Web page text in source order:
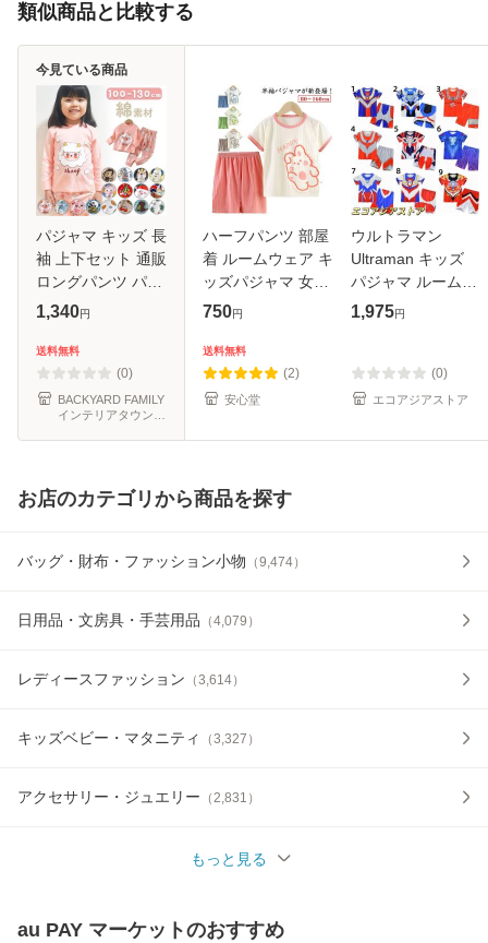
類似商品と比較する
パジャマ キッズ 長
袖 上下セット 通販
ロングパンツ パン
ツ ズボン 長ズボン
着 寝巻き 寝間着
子供パジャマ セッ
トア
1,340円
送料無料
(0)
BACKYARD FAMILY
インテリアタウン
今見ている商品
ハーフパンツ 部屋
着 ルームウェア キ
ッズパジャマ 女の
子 パジャマ キッズ
子供パジャマ 男の
子 送料無料 120 肌
着 寝
750円
送料無料
(2)
安心堂
ウルトラマン
Ultraman キッズ
パジャマ ルームウ
ェア 2点セット 上
の子 ゼロ/ティガ/
オーブ/ゼット
1,975円
(0)
エコアジアストア
お店のカテゴリから商品を探す
バッグ・財布・ファッション小物 （9,474）
日用品・文房具・手芸用品 （4,079 ）
レディースファッション （3,614）
キッズベビー・マタニティ （3,327 ）
アクセサリー・ジュエリー （2,831 ）
もっと見る
au PAY マーケットのおすすめ